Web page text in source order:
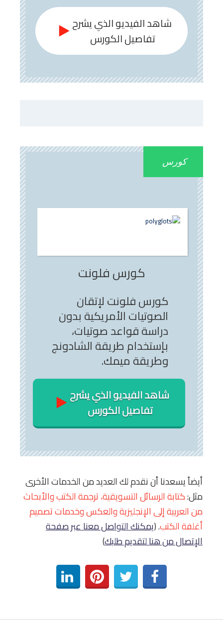
شاهد الفيديو الذي يشرح
تفاصيل الكورس
كورس
كورس فلونت
كورس فلونت لإتقان
الصوتيات الأمريكية بدون
دراسة قواعد صوتيات،
بإستخدام طريقة الشادونج
وطريقة ميمك.
شاهد الفيديو الذي يشرح
تفاصيل الكورس
أيضاً يسعدنا أن نقدم لك العديد من الخدمات الأخرى
مثل:كتابة الرسائل التسويقية، ترجمة الكتب والأبحاث
من العربية إلى الإنجليزية والعكس وخدمات تصميم
أغلفة الكتب. (يمكنك التواصل معنا عبر صفحة
الإتصال من هنا لتقديم طلبك)